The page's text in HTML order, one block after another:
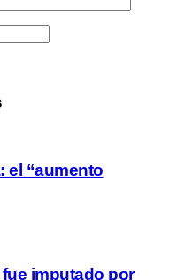
el “aumento
imputado por